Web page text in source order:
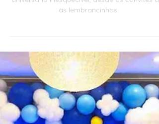
Carnaval!